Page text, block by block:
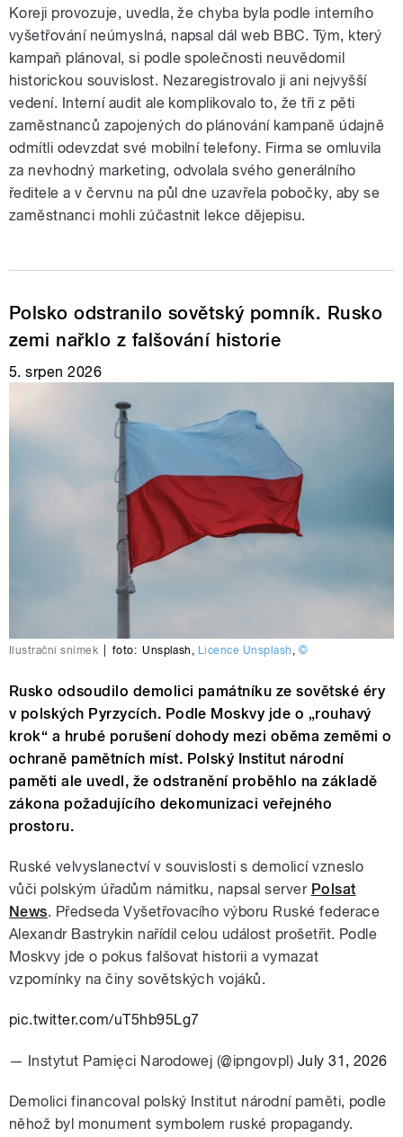
Koreji provozuje, uvedla, že chyba byla podle interního
vyšetřování neúmyslná, napsal dál web BBC. Tým, který
kampaň plánoval, si podle společnosti neuvědomil
historickou souvislost. Nezaregistrovalo ji ani nejvyšší
vedení. Interní audit ale komplikovalo to, že tři z pěti
zaměstnanců zapojených do plánování kampaně údajně
odmítli odevzdat své mobilní telefony. Firma se omluvila
za nevhodný marketing, odvolala svého generálního
ředitele a v červnu na půl dne uzavřela pobočky, aby se
zaměstnanci mohli zúčastnit lekce dějepisu.
Polsko odstranilo sovětský pomník. Rusko
zemi nařklo z falšování historie
5. srpen 2026
Ilustrační snímek foto: Unsplash , Licence Unsplash , ©
Rusko odsoudilo demolici památníku ze sovětské éry
v polských Pyrzycích. Podle Moskvy jde o „rouhavý
krok“ a hrubé porušení dohody mezi oběma zeměmi o
ochraně pamětních míst. Polský Institut národní
paměti ale uvedl, že odstranění proběhlo na základě
zákona požadujícího dekomunizaci veřejného
prostoru.
Ruské velvyslanectví v souvislosti s demolicí vzneslo
vůči polským úřadům námitku, napsal server Polsat
News. Předseda Vyšetřovacího výboru Ruské federace
Alexandr Bastrykin nařídil celou událost prošetřit. Podle
Moskvy jde o pokus falšovat historii a vymazat
vzpomínky na činy sovětských vojáků.
pic.twitter.com/uT5hb95Lg7
— Instytut Pamięci Narodowej (@ipngovpl) July 31, 2026
Demolici financoval polský Institut národní paměti, podle
něhož byl monument symbolem ruské propagandy.